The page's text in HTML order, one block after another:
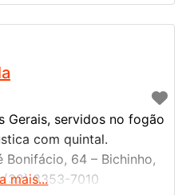
Gerais, servidos no fogão
com quintal.
Bonifácio, 64 – Bichinho,
(32) 3353-7010
mais...